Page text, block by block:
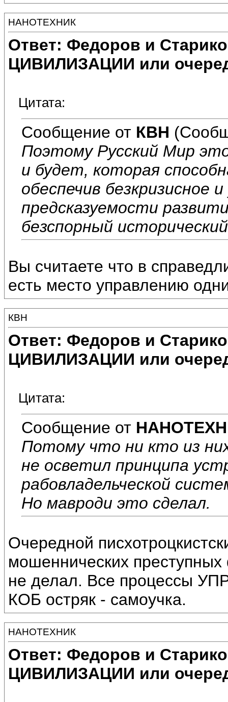
НАНОТЕХНИК
Ответ: Федоров и
ЦИВИЛИЗАЦИИ или
Цитата:
Сообщение от КВН
Поэтому Русский Мир
и будет, которая
обеспечив безкризисное
предсказуемости
безспорный
Вы считаете что в
есть место управлению
КВН
Ответ: Федоров и
ЦИВИЛИЗАЦИИ или
Цитата:
Сообщение от
Потому что ни кто из
не осветил принципа
рабовладельческой
Но мавроди это сделал.
Очередной
мошеннических
не делал. Все процессы
КОБ остряк - самоучка.
НАНОТЕХНИК
Ответ: Федоров и
ЦИВИЛИЗАЦИИ или